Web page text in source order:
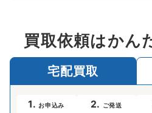
買取依頼はかん
宅配買取
1.お申込み 2. ご発送